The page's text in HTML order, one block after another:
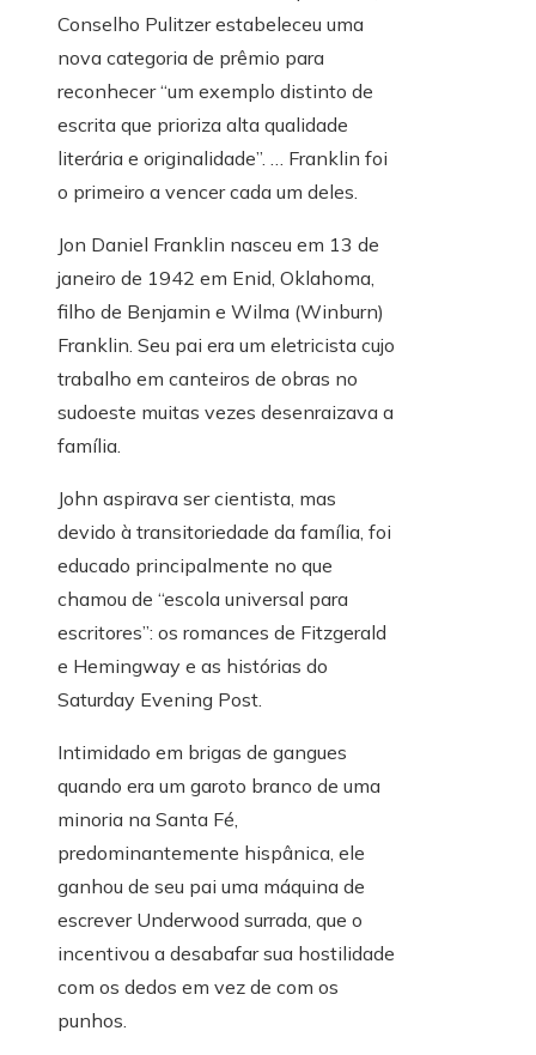
Conselho Pulitzer estabeleceu uma
nova categoria de prêmio para
reconhecer “um exemplo distinto de
escrita que prioriza alta qualidade
literária e originalidade”. … Franklin foi
o primeiro a vencer cada um deles.
Jon Daniel Franklin nasceu em 13 de
janeiro de 1942 em Enid, Oklahoma,
filho de Benjamin e Wilma (Winburn)
Franklin. Seu pai era um eletricista cujo
trabalho em canteiros de obras no
sudoeste muitas vezes desenraizava a
família.
John aspirava ser cientista, mas
devido à transitoriedade da família, foi
educado principalmente no que
chamou de “escola universal para
escritores”: os romances de Fitzgerald
e Hemingway e as histórias do
Saturday Evening Post.
Intimidado em brigas de gangues
quando era um garoto branco de uma
minoria na Santa Fé,
predominantemente hispânica, ele
ganhou de seu pai uma máquina de
escrever Underwood surrada, que o
incentivou a desabafar sua hostilidade
com os dedos em vez de com os
punhos.